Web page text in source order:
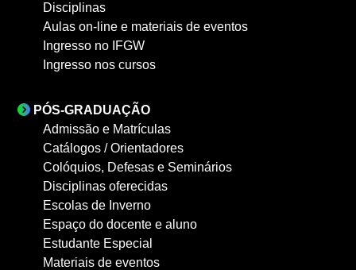
Disciplinas
Aulas on-line e materiais de eventos
Ingresso no IFGW
Ingresso nos cursos
PÓS-GRADUAÇÃO
Admissão e Matrículas
Catálogos / Orientadores
Colóquios, Defesas e Seminários
Disciplinas oferecidas
Escolas de Inverno
Espaço do docente e aluno
Estudante Especial
Materiais de eventos